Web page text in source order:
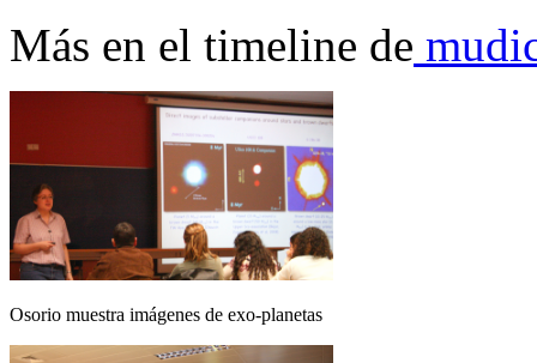
Más en el timeline de
Osorio muestra imágenes de exo-planetas